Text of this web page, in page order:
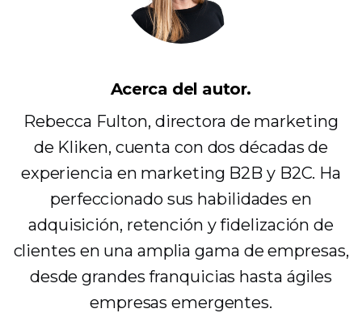
Acerca del autor.
Rebecca Fulton, directora de marketing
de Kliken, cuenta con dos décadas de
experiencia en marketing B2B y B2C. Ha
perfeccionado sus habilidades en
adquisición, retención y fidelización de
clientes en una amplia gama de empresas,
desde grandes franquicias hasta ágiles
empresas emergentes.